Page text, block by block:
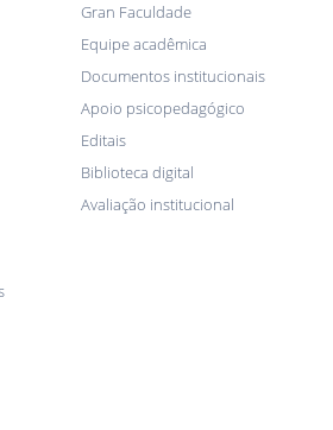
Gran Faculdade
Equipe acadêmica
Documentos institucionais
Apoio psicopedagógico
Editais
Biblioteca digital
Avaliação institucional